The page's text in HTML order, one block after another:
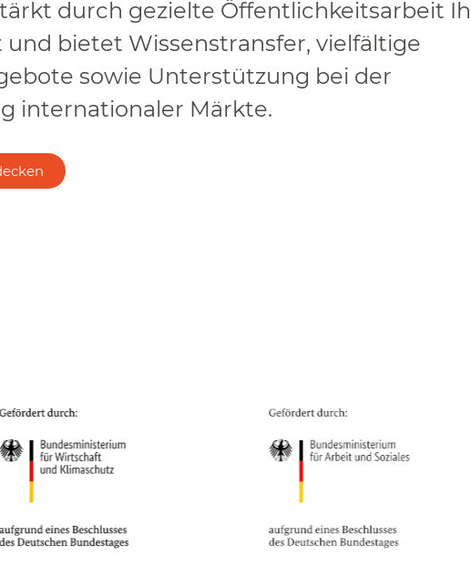
durch gezielte Öffentlichkeitsarbeit
und bietet Wissenstransfer, vielfältige
sowie Unterstützung bei der
internationaler Märkte.